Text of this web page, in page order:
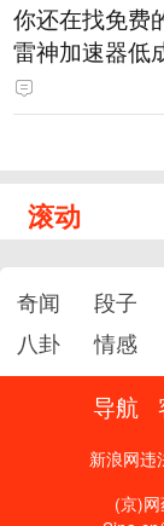
你还在找免费
雷神加速器低
免费试用
滚动
奇闻 段子
八卦
情感
导航
新浪网违
(京)